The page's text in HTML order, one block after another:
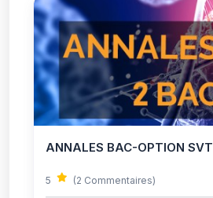
ANNALES BAC-OPTION SVT
5 (2 Commentaires)